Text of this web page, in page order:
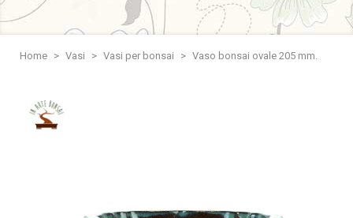
Home Vasi Vasi per bonsai Vaso bonsai ovale 205 mm.